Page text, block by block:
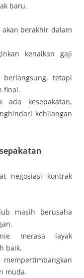
baru.
berakhir dalam
kenaikan gaji
berlangsung, tetapi
final.
ada kesepakatan,
kehilangan
negosiasi kontrak
masih berusaha
merasa layak
baik.
muda.